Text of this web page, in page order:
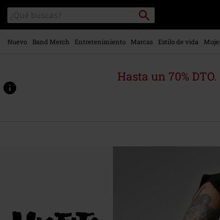
contenido
principal
Buscar
en
el
catálogo
Buscar
Nuevo Band Merch Entretenimiento Marcas Estilo de vida
Hasta un 70%